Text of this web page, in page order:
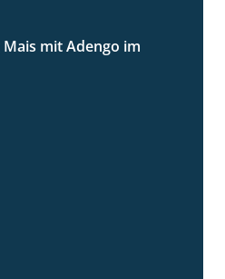
1:27
mit Adengo im